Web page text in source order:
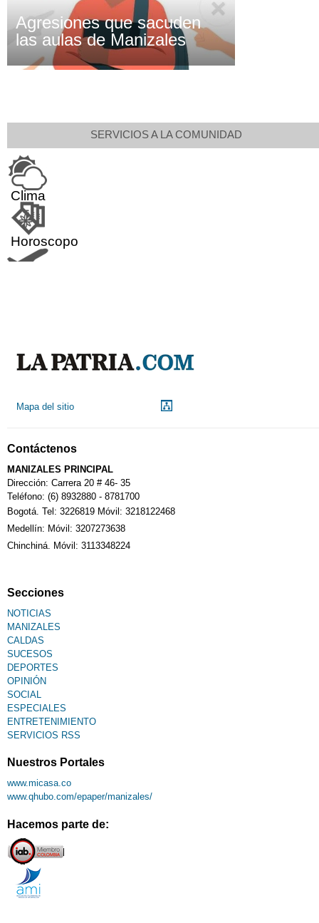
Agresiones que sacuden
las aulas de Manizales
SERVICIOS A LA COMUNIDAD
Clima
Horoscopo
Calendario Tributario
Sudoku
Mapa del sitio
Contáctenos
MANIZALES PRINCIPAL
Dirección: Carrera 20 # 46- 35
Teléfono: (6) 8932880 - 8781700
Bogotá. Tel: 3226819 Móvil: 3218122468
Medellín: Móvil: 3207273638
Chinchiná. Móvil: 3113348224
Secciones
NOTICIAS
MANIZALES
CALDAS
SUCESOS
DEPORTES
OPINIÓN
SOCIAL
ESPECIALES
ENTRETENIMIENTO
SERVICIOS RSS
Nuestros Portales
www.micasa.co
www.qhubo.com/epaper/manizales/
Hacemos parte de: